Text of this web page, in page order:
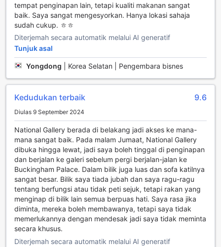
Kemudahan Bilik di Thistle London Trafalgar Square
Di Thistle London Trafalgar Square, setiap bilik direka
untuk memberikan keselesaan dan kemewahan kepada
tetamu. Dengan sistem penyaman udara yang memastikan
suhu bilik sentiasa selesa, tetamu dapat menikmati suasana
yang menyenangkan. Bilik-bilik ini dilengkapi dengan
televisyen satelit/cable yang menawarkan pelbagai saluran
minuman dan snek yang menyegarkan. Untuk kemudahan
harian, surat khabar percuma disediakan, dan tetamu juga
boleh menikmati secawan kopi atau teh dari pembuat
kopi/teh yang ada di dalam bilik.
Selain itu, bilik-bilik ini juga dilengkapi dengan ruang tamu
yang berasingan, memberikan ruang tambahan untuk
bersantai. Linens dan tuala yang bersih dan segar, serta
jubah mandi yang selesa, menambah sentuhan
kemewahan. Untuk memastikan keselesaan maksimum,
tirai blackout dipasang untuk membolehkan tetamu tidur
dengan nyenyak tanpa gangguan cahaya. Pengering
rambut dan kemudahan mandian seperti toiletris juga
disediakan, menjadikan pengalaman menginap di Thistle
London Trafalgar Square lebih menyenangkan dan
memuaskan.
tempat penginapan lain, tetapi kualiti makanan sangat
baik. Saya sangat mengesyorkan. Hanya lokasi sahaja
sudah cukup. ㅎㅎ
Diterjemah secara automatik melalui AI generatif
Tunjuk asal
Yongdong Korea Selatan | Pengembara bisnes
Kedudukan terbaik 9.6
Diulas 9 September 2024
National Gallery berada di belakang jadi akses ke mana-
mana sangat baik. Pada malam Jumaat, National Gallery
dibuka hingga lewat, jadi saya boleh tinggal di penginapan
dan berjalan ke galeri sebelum pergi berjalan-jalan ke
Buckingham Palace. Dalam bilik juga luas dan sofa katilnya
sangat besar. Bilik saya tiada jubah dan saya ragu-ragu
tentang berfungsi atau tidak peti sejuk, tetapi rakan yang
menginap di bilik lain semua berpuas hati. Saya rasa jika
diminta, mereka boleh membawanya, tetapi saya tidak
memerlukannya dengan mendesak jadi saya tidak meminta
secara khusus.
Diterjemah secara automatik melalui AI generatif